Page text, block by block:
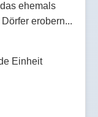
ehemals
erobern...
Einheit